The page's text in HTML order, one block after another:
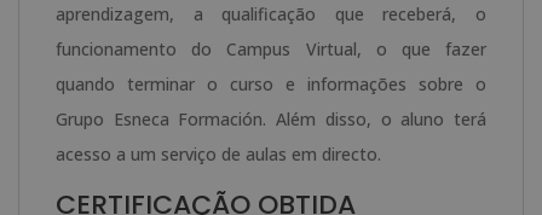
aprendizagem, a qualificação que receberá, o
funcionamento do Campus Virtual, o que fazer
quando terminar o curso e informações sobre o
Grupo Esneca Formación. Além disso, o aluno terá
acesso a um serviço de aulas em directo.
CERTIFICAÇÃO OBTIDA